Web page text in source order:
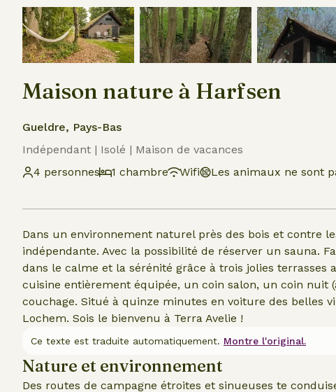
Maison nature à Harfsen
Gueldre, Pays-Bas
Indépendant | Isolé | Maison de vacances
4 personnes
1 chambre Wifi Les animaux ne sont
Dans un environnement naturel près des bois et contre
indépendante. Avec la possibilité de réserver un sauna.
dans le calme et la sérénité grâce à trois jolies terrasses
cuisine entièrement équipée, un coin salon, un coin nuit
couchage. Situé à quinze minutes en voiture des belles
Lochem. Sois le bienvenu à Terra Avelie !
Ce texte est traduite automatiquement. Montre l'original.
Nature et environnement
Des routes de campagne étroites et sinueuses te